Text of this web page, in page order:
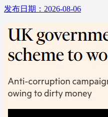
发布日期：2026-08-06